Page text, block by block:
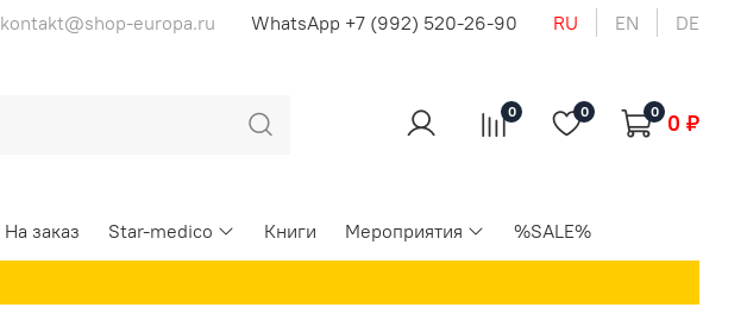
kontakt@shop-europa.ru WhatsApp +7 (992) 520-26-90 RU EN DE
0 0 0 0 ₽
На заказ Star-medico Книги Мероприятия %SALE%